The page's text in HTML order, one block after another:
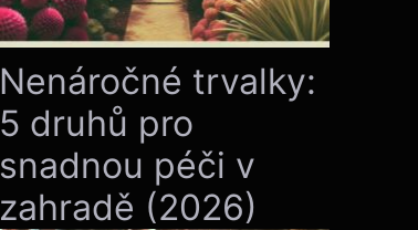
Nenáročné trvalky:
5 druhů pro
snadnou péči v
zahradě (2026)